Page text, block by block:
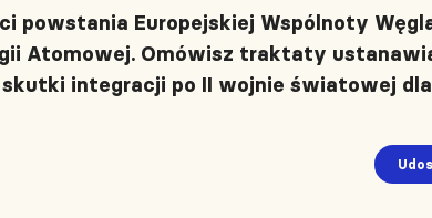
powstania Europejskiej Wspólnoty
Atomowej. Omówisz traktaty
integracji po II wojnie światowej dla